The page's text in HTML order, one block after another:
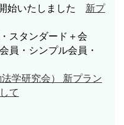
始いたしました 新プ
スタンダード＋会
員・シンプル会員・
学研究会） 新プラン
て